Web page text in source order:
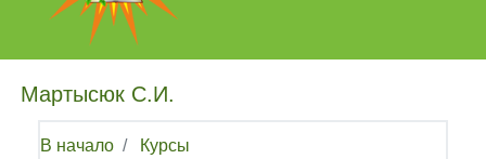
Мартысюк С.И.
В начало Курсы